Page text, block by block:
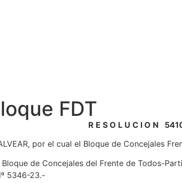
FDT
R E S O L U C I O N
por el cual el Bloque de Concejales
de Concejales del Frente de Todos-
5346-23.-